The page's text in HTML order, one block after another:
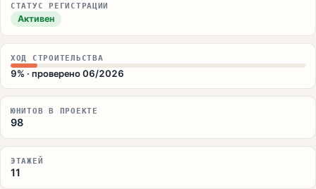
СТАТУС РЕГИСТРАЦИИ
Активен
ХОД СТРОИТЕЛЬСТВА
9% · проверено 06/2026
ЮНИТОВ В ПРОЕКТЕ
98
ЭТАЖЕЙ
11